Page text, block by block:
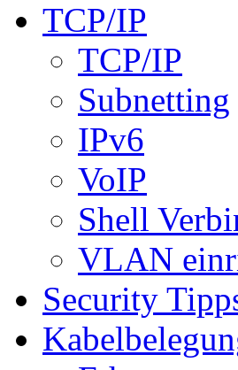
TCP/IP
TCP/IP
Subnetting
IPv6
VoIP
Shell
VLAN
Security